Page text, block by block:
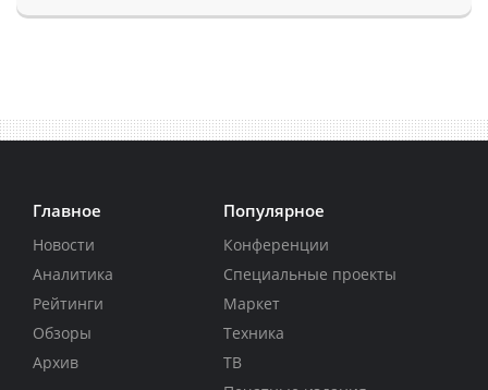
Главное
Новости
Аналитика
Рейтинги
Обзоры
Архив
Популярное
Конференции
Специальные проекты
Маркет
Техника
ТВ